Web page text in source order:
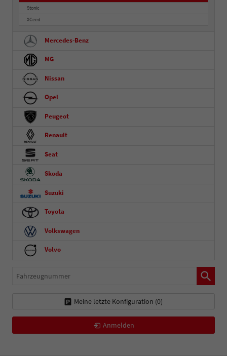
Stonic
XCeed
Mercedes-Benz
MG
Nissan
Opel
Peugeot
Renault
Seat
Skoda
Suzuki
Toyota
Volkswagen
Volvo
Fahrzeugnummer
Meine letzte Konfiguration (0)
Anmelden